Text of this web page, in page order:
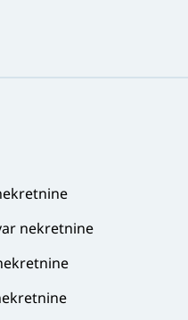
nekretnine